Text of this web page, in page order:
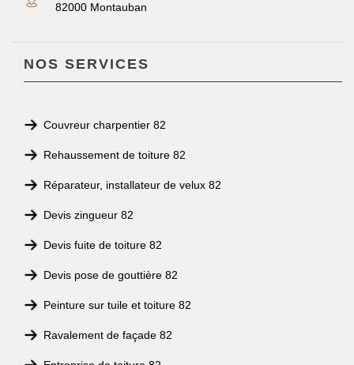
82000 Montauban
NOS SERVICES
Couvreur charpentier 82
Rehaussement de toiture 82
Réparateur, installateur de velux 82
Devis zingueur 82
Devis fuite de toiture 82
Devis pose de gouttière 82
Peinture sur tuile et toiture 82
Ravalement de façade 82